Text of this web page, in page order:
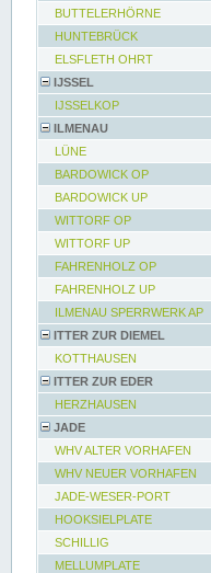
BUTTELERHÖRNE
HUNTEBRÜCK
ELSFLETH OHRT
IJSSEL
IJSSELKOP
ILMENAU
LÜNE
BARDOWICK OP
BARDOWICK UP
WITTORF OP
WITTORF UP
FAHRENHOLZ OP
FAHRENHOLZ UP
ILMENAU SPERRWERK AP
ITTER ZUR DIEMEL
KOTTHAUSEN
ITTER ZUR EDER
HERZHAUSEN
JADE
WHV ALTER VORHAFEN
WHV NEUER VORHAFEN
JADE-WESER-PORT
HOOKSIELPLATE
SCHILLIG
MELLUMPLATE